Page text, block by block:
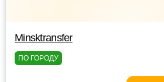
Minsktransfer
ПО ГОРОДУ